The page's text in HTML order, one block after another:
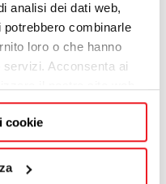
analisi dei dati web,
combinarle
loro o che hanno
Acconsenta ai
cookie
l’importo dal cliente
di riqualificazione, è il
e cogliere queste